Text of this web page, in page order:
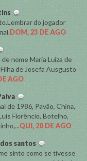
do jogador
DOM, 23 DE AGO
nome Maria Luiza de
de Josefa Ausgusto
AGO
de 1986, Pavão, China,
Florêncio, Botelho,
QUI, 20 DE AGO
santos
sinto como se tivesse